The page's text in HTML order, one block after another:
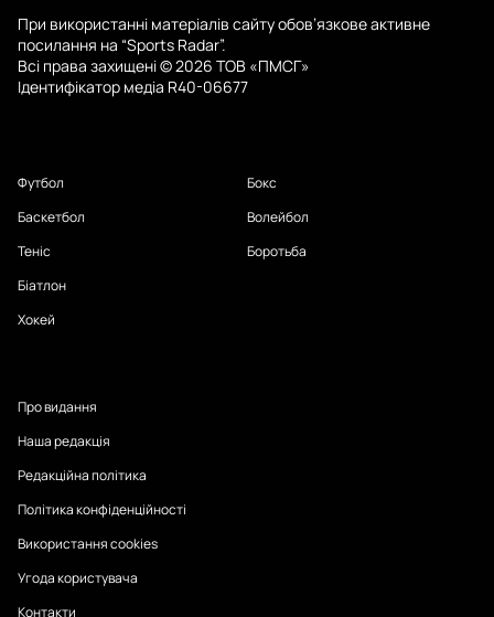
При використанні матеріалів сайту обов’язкове активне
посилання на “Sports Radar”.
Всі права захищені © 2026 ТОВ «ПМСГ»
Ідентифікатор медіа R40-06677
Футбол
Баскетбол
Теніс
Біатлон
Хокей
Бокс
Волейбол
Боротьба
Про видання
Наша редакція
Редакційна політика
Політика конфіденційності
Використання cookies
Угода користувача
Контакти